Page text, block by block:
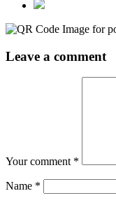
Leave a comment
Your comment *
Name *